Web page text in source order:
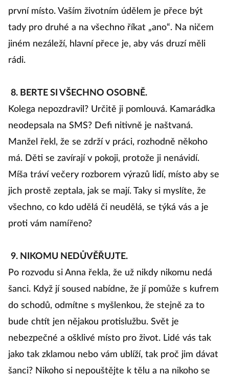
první místo. Vaším životním údělem je přece být
tady pro druhé a na všechno říkat „ano“. Na ničem
jiném nezáleží, hlavní přece je, aby vás druzí měli
rádi.
8. BERTE SI VŠECHNO OSOBNĚ.
Kolega nepozdravil? Určitě ji pomlouvá. Kamarádka
neodepsala na SMS? Defi nitivně je naštvaná.
Manžel řekl, že se zdrží v práci, rozhodně někoho
má. Děti se zavírají v pokoji, protože ji nenávidí.
Míša tráví večery rozborem výrazů lidí, místo aby se
jich prostě zeptala, jak se mají. Taky si myslíte, že
všechno, co kdo udělá či neudělá, se týká vás a je
proti vám namířeno?
9. NIKOMU NEDŮVĚŘUJTE.
Po rozvodu si Anna řekla, že už nikdy nikomu nedá
šanci. Když jí soused nabídne, že jí pomůže s kufrem
do schodů, odmítne s myšlenkou, že stejně za to
bude chtít jen nějakou protislužbu. Svět je
nebezpečné a ošklivé místo pro život. Lidé vás tak
jako tak zklamou nebo vám ublíží, tak proč jim dávat
šanci? Nikoho si nepouštějte k tělu a na nikoho se